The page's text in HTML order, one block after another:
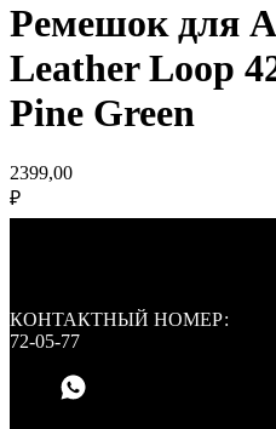
Ремешок для
Leather Loop
Pine Green
2399,00
₽
КОНТАКТНЫЙ НОМЕР:
72-05-77